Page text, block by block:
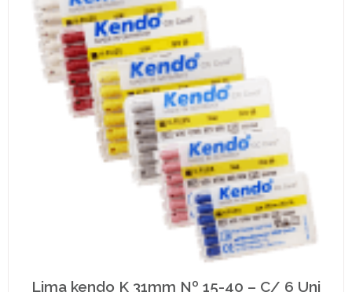
Lima kendo K 31mm Nº 15-40 – C/ 6 Uni